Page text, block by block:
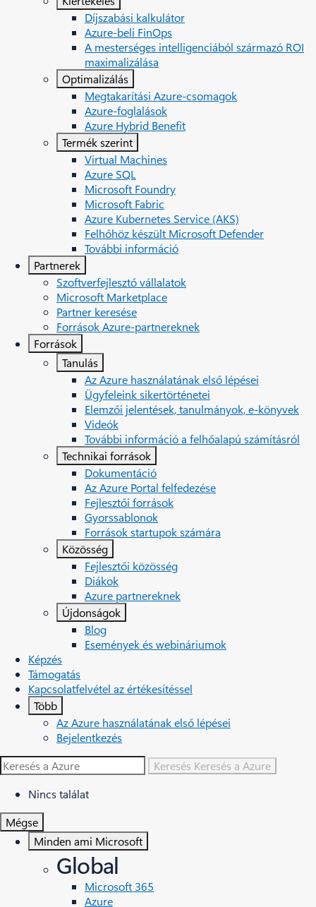
Díjszabási kalkulátor
Azure-beli FinOps
A mesterséges intelligenciából származó ROI
maximalizálása
Optimalizálás
Megtakarítási Azure-csomagok
Azure-foglalások
Azure Hybrid Benefit
Termék szerint
Virtual Machines
Azure SQL
Microsoft Foundry
Microsoft Fabric
Azure Kubernetes Service (AKS)
Felhőhöz készült Microsoft Defender
További információ
Partnerek
Szoftverfejlesztő vállalatok
Microsoft Marketplace
Partner keresése
Források Azure-partnereknek
Források
Tanulás
Az Azure használatának első lépései
Ügyfeleink sikertörténetei
Elemzői jelentések, tanulmányok, e-könyvek
Videók
További információ a felhőalapú számításról
Technikai források
Dokumentáció
Az Azure Portal felfedezése
Fejlesztői források
Gyorssablonok
Források startupok számára
Közösség
Fejlesztői közösség
Diákok
Azure partnereknek
Újdonságok
Blog
Események és webináriumok
Képzés
Támogatás
Kapcsolatfelvétel az értékesítéssel
Több
Az Azure használatának első lépései
Bejelentkezés
Keresés Keresés a Azure
Nincs találat
Mégse
Minden ami Microsoft
Global
Microsoft 365
Azure